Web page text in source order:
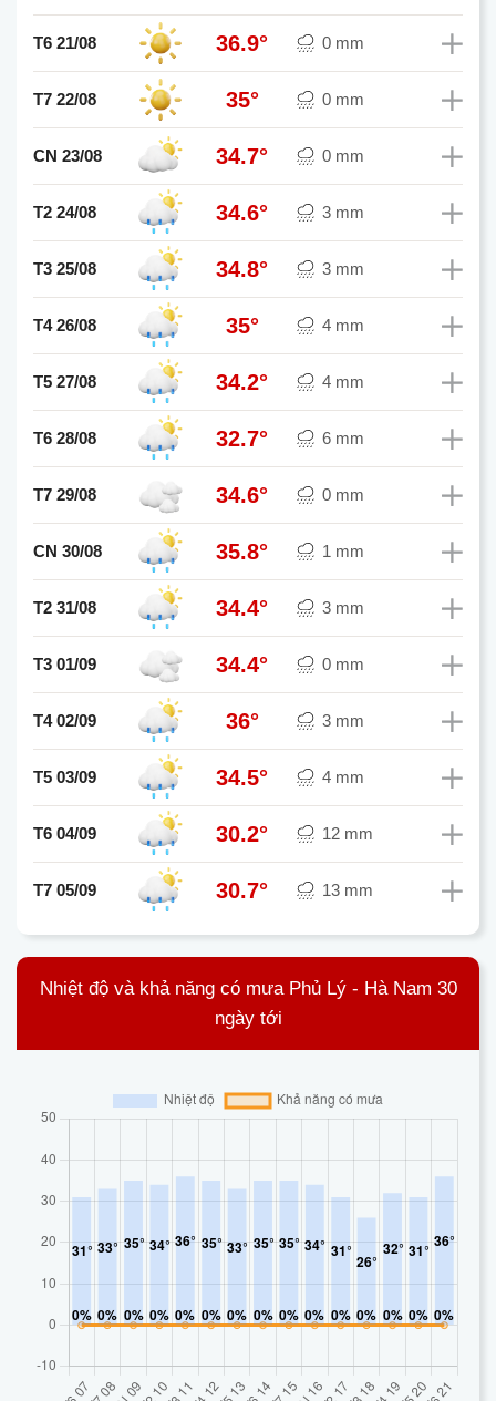
T6 21/08 36.9° 0 mm
T7 22/08 35° 0 mm
CN 23/08 34.7° 0 mm
T2 24/08 34.6° 3 mm
T3 25/08 34.8° 3 mm
T4 26/08 35° 4 mm
T5 27/08 34.2° 4 mm
T6 28/08 32.7° 6 mm
T7 29/08 34.6° 0 mm
CN 30/08 35.8° 1 mm
T2 31/08 34.4° 3 mm
T3 01/09 34.4° 0 mm
T4 02/09 36° 3 mm
T5 03/09 34.5° 4 mm
T6 04/09 30.2° 12 mm
T7 05/09 30.7° 13 mm
Nhiệt độ và khả năng có mưa Phủ Lý - Hà Nam 30
ngày tới